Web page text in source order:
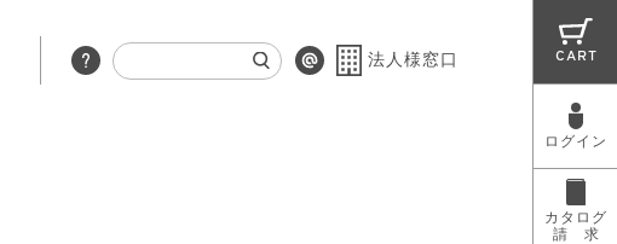
法人様窓口 CART
ログイン
カタログ
請 求